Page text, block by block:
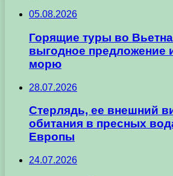
05.08.2026
Горящие туры во
выгодное предложение
морю
28.07.2026
Стерлядь, ее внешний
обитания в пресных
Европы
24.07.2026